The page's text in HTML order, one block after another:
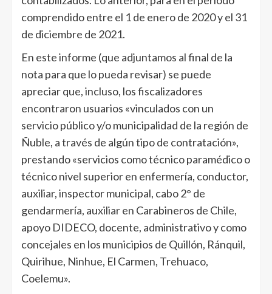
comprendido entre el 1 de enero de 2020 y el 31
de diciembre de 2021.
En este informe (que adjuntamos al final de la
nota para que lo pueda revisar) se puede
apreciar que, incluso, los fiscalizadores
encontraron usuarios «vinculados con un
servicio público y/o municipalidad de la región de
Ñuble, a través de algún tipo de contratación»,
prestando «servicios como técnico paramédico o
técnico nivel superior en enfermería, conductor,
auxiliar, inspector municipal, cabo 2° de
gendarmería, auxiliar en Carabineros de Chile,
apoyo DIDECO, docente, administrativo y como
concejales en los municipios de Quillón, Ránquil,
Quirihue, Ninhue, El Carmen, Trehuaco,
Coelemu».